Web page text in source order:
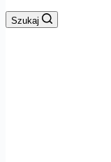
Szukaj